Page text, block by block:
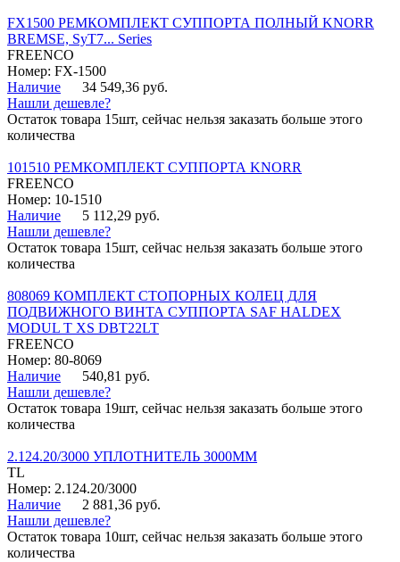
FX1500 РЕМКОМПЛЕКТ СУППОРТА ПОЛНЫЙ KNORR
BREMSE, SyT7... Series
FREENCO
Номер: FX-1500
Наличие
34 549,36 руб.
Нашли дешевле?
Остаток товара 15шт, сейчас нельзя заказать больше этого
количества
101510 РЕМКОМПЛЕКТ СУППОРТА KNORR
FREENCO
Номер: 10-1510
Наличие
5 112,29 руб.
Нашли дешевле?
Остаток товара 15шт, сейчас нельзя заказать больше этого
количества
808069 КОМПЛЕКТ СТОПОРНЫХ КОЛЕЦ ДЛЯ
ПОДВИЖНОГО ВИНТА СУППОРТА SAF HALDEX
MODUL T XS DBT22LT
FREENCO
Номер: 80-8069
Наличие
540,81 руб.
Нашли дешевле?
Остаток товара 19шт, сейчас нельзя заказать больше этого
количества
2.124.20/3000 УПЛОТНИТЕЛЬ 3000ММ
TL
Номер: 2.124.20/3000
Наличие
2 881,36 руб.
Нашли дешевле?
Остаток товара 10шт, сейчас нельзя заказать больше этого
количества